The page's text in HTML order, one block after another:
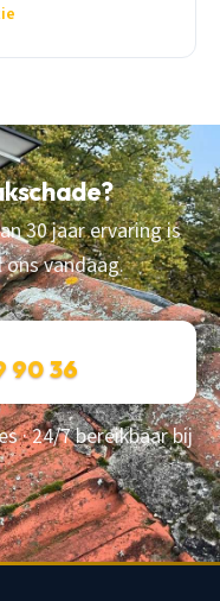
30 jaar ervaring is
vandaag.
90 36
· 24/7 bereikbaar bij